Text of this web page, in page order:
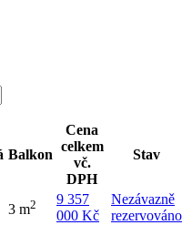
Balkon
Cena
celkem
vč.
DPH
Stav
3 m2
9 357
000 Kč
Nezávazně
rezervováno